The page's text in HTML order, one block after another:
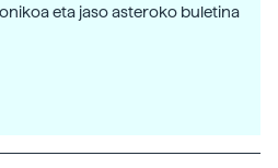
eta jaso asteroko buletina